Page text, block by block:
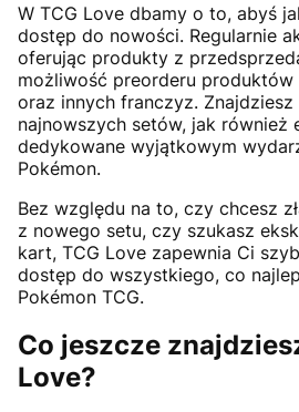
W TCG Love dbamy o to, abyś
dostęp do nowości. Regularnie
oferując produkty z
możliwość preorderu produktów
oraz innych franczyz. Znajdziesz
najnowszych setów, jak również
dedykowane wyjątkowym
Pokémon.
Bez względu na to, czy chcesz
z nowego setu, czy szukasz
kart, TCG Love zapewnia Ci
dostęp do wszystkiego, co
Pokémon TCG.
Co jeszcze
Love?